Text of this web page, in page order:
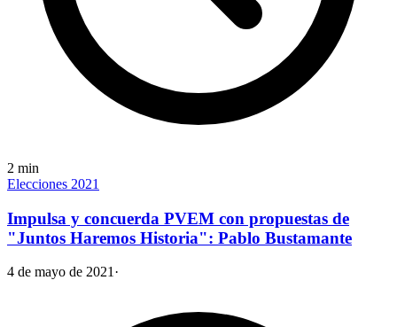
2 min
Elecciones 2021
Impulsa y concuerda PVEM con propuestas de
"Juntos Haremos Historia": Pablo Bustamante
4 de mayo de 2021·